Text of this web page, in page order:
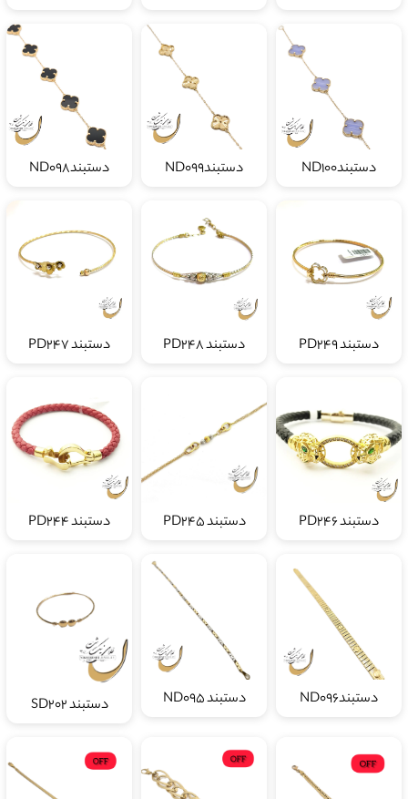
دستبندND100 دستبندND099 دستبندND098
دستبند PD249 دستبند PD248 دستبند PD247
دستبند PD246 دستبند PD245 دستبند PD244
دستبندND096 دستبند ND095 دستبند SD202